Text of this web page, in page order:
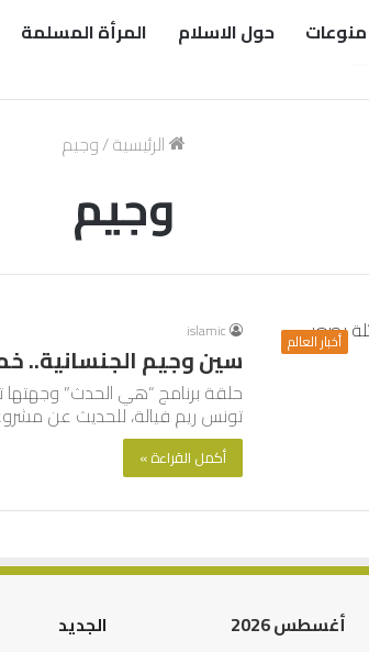
منوعات حول الاسلام المرأة المسلمة
الرئيسية/وجيم
وجيم
أخبار العالم islamic
سين وجيم
حلقة برنامج “هي الحدث”
تونس ريم فيالة، للحديث عن
أكمل القراءة »
أغسطس 2026
الجديد